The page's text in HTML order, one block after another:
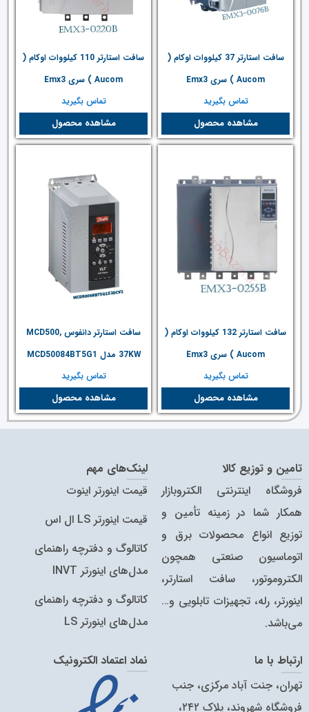
سافت استارتر 37 کیلووات اوکام (
Aucom ) سری Emx3
تماس بگیرید
مشاهده محصول
سافت استارتر 110 کیلووات اوکام (
Aucom ) سری Emx3
تماس بگیرید
مشاهده محصول
سافت استارتر 132 کیلووات اوکام (
Aucom ) سری Emx3
تماس بگیرید
مشاهده محصول
سافت استارتر دانفوس MCD500,
37KW مدل MCD50084BT5G1
تماس بگیرید
مشاهده محصول
تامین و توزیع کالا
فروشگاه اینترنتی الکتروبازار
همکار شما در زمینه تأمین و
توزیع انواع محصولات برق و
اتوماسیون صنعتی همچون
الکتروموتور، سافت استارتر،
اینورتر، رله، تجهیزات تابلویی و…
می‌باشد.
لینک‌های مهم
قیمت اینورتر اینوت
قیمت اینورتر LS ال اس
کاتالوگ و دفترچه راهنمای
مدل‌های اینورتر INVT
کاتالوگ‌ و دفترچه راهنمای
مدل‌های اینورتر LS
ارتباط با ما
تهران، جنت آباد مرکزی، جنب
فروشگاه شهروند، پلاک ۲۴۲،
نماد اعتماد الکترونیک